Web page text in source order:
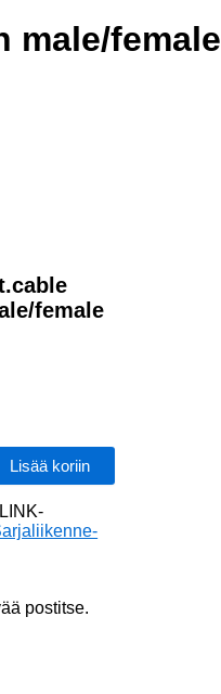
male/female
female
Lisää koriin
postitse.